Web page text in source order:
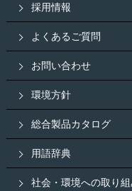
採用情報
よくあるご質問
お問い合わせ
環境方針
総合製品カタログ
用語辞典
社会・環境への取り組